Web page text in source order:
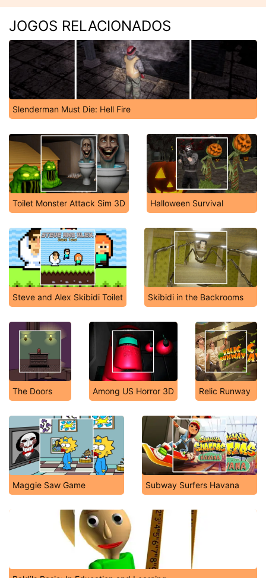
JOGOS RELACIONADOS
Slenderman Must Die: Hell Fire
Toilet Monster Attack Sim 3D Halloween Survival
Steve and Alex Skibidi Toilet Skibidi in the Backrooms
The Doors Among US Horror 3D Relic Runway
Maggie Saw Game Subway Surfers Havana